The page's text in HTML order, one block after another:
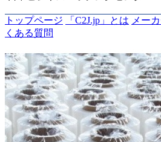
トップページ 「C2J.jp」とは メー
くある質問